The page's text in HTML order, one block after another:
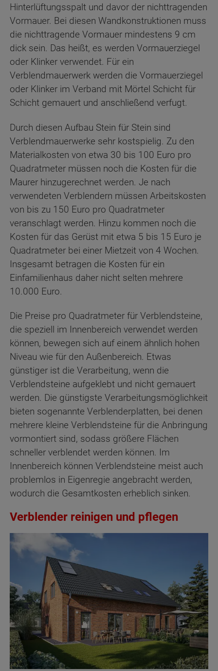
Hinterlüftungsspalt und davor der nichttragenden
Vormauer. Bei diesen Wandkonstruktionen muss
die nichttragende Vormauer mindestens 9 cm
dick sein. Das heißt, es werden Vormauerziegel
oder Klinker verwendet. Für ein
Verblendmauerwerk werden die Vormauerziegel
oder Klinker im Verband mit Mörtel Schicht für
Schicht gemauert und anschließend verfugt.
Durch diesen Aufbau Stein für Stein sind
Verblendmauerwerke sehr kostspielig. Zu den
Materialkosten von etwa 30 bis 100 Euro pro
Quadratmeter müssen noch die Kosten für die
Maurer hinzugerechnet werden. Je nach
verwendeten Verblendern müssen Arbeitskosten
von bis zu 150 Euro pro Quadratmeter
veranschlagt werden. Hinzu kommen noch die
Kosten für das Gerüst mit etwa 5 bis 15 Euro je
Quadratmeter bei einer Mietzeit von 4 Wochen.
Insgesamt betragen die Kosten für ein
Einfamilienhaus daher nicht selten mehrere
10.000 Euro.
Die Preise pro Quadratmeter für Verblendsteine,
die speziell im Innenbereich verwendet werden
können, bewegen sich auf einem ähnlich hohen
Niveau wie für den Außenbereich. Etwas
günstiger ist die Verarbeitung, wenn die
Verblendsteine aufgeklebt und nicht gemauert
werden. Die günstigste Verarbeitungsmöglichkeit
bieten sogenannte Verblenderplatten, bei denen
mehrere kleine Verblendsteine für die Anbringung
vormontiert sind, sodass größere Flächen
schneller verblendet werden können. Im
Innenbereich können Verblendsteine meist auch
problemlos in Eigenregie angebracht werden,
wodurch die Gesamtkosten erheblich sinken.
Verblender reinigen und pflegen